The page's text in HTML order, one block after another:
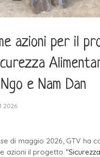
azioni per il
e Nam Dan
2026
di maggio 2026, GTV ha
azioni il progetto